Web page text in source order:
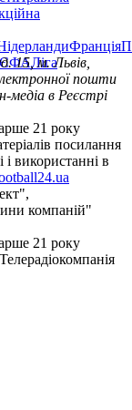
Франція
Ліга
15, м. Львів,
пошти
медіа в Реєстрі
21 року
посилання
використанні в
компаній"
21 року